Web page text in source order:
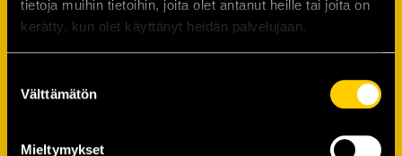
tietoja muihin tietoihin, joita olet antanut heille tai joita on
kerätty, kun olet käyttänyt heidän palvelujaan.
valinta
Välttämätön
Mieltymykset